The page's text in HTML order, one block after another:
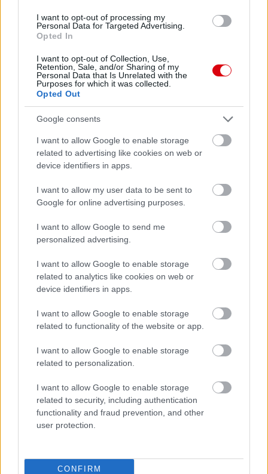
I want to opt-out of processing my
Personal Data for Targeted Advertising.
Opted In
I want to opt-out of Collection, Use,
Retention, Sale, and/or Sharing of my
Personal Data that Is Unrelated with the
Purposes for which it was collected.
Opted Out
Google consents
I want to allow Google to enable storage
related to advertising like cookies on web or
device identifiers in apps.
I want to allow my user data to be sent to
Google for online advertising purposes.
I want to allow Google to send me
personalized advertising.
I want to allow Google to enable storage
related to analytics like cookies on web or
device identifiers in apps.
I want to allow Google to enable storage
related to functionality of the website or app.
I want to allow Google to enable storage
related to personalization.
I want to allow Google to enable storage
related to security, including authentication
functionality and fraud prevention, and other
user protection.
CONFIRM
Meccs Center
Paris Saint-Germainvs
Manchester United
Felkészülési szezon 4. mérkőzés
Nya Ullevi, Göteborg
Leeds Unitedvs Manchester United2026-08-12 20:30
AC MilanvsManchester United2026-08-15 18:00
ELŐZŐ MÉRKŐZÉSEK
Támogatás
Támogasd adományoddal
a ManUtdFanatics.hu működését!